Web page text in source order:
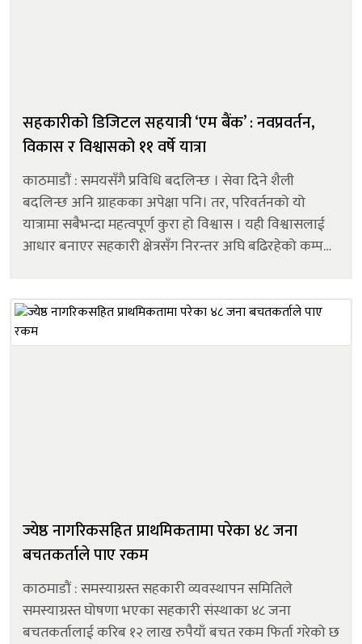
सहकारीको डिजिटल सहयात्री ‘एम बैंक’ : नवप्रवर्तन,
विकास र विश्वासको ११ वर्षे यात्रा
काठमाडौं : समयसँगै प्रविधि बदलिन्छ । सेवा दिने शैली
बदलिन्छ अनि ग्राहकका अपेक्षा पनि। तर, परिवर्तनको यो
यात्रामा सबैभन्दा महत्वपूर्ण कुरा हो विश्वास । यही विश्वासलाई
आधार बनाएर सहकारी क्षेत्रसँग निरन्तर अघि बढिरहेको कम्पनी
ज्येष्ठ नागरिकसहित प्राथमिकतामा परेका ४८ जना
बचतकर्ताले पाए रकम
काठमाडौं : समस्याग्रस्त सहकारी व्यवस्थापन समितिले
समस्याग्रस्त घोषणा भएका सहकारी संस्थाका ४८ जना
बचतकर्तालाई करिब १२ लाख रुपैयाँ बचत रकम फिर्ता गरेको छ